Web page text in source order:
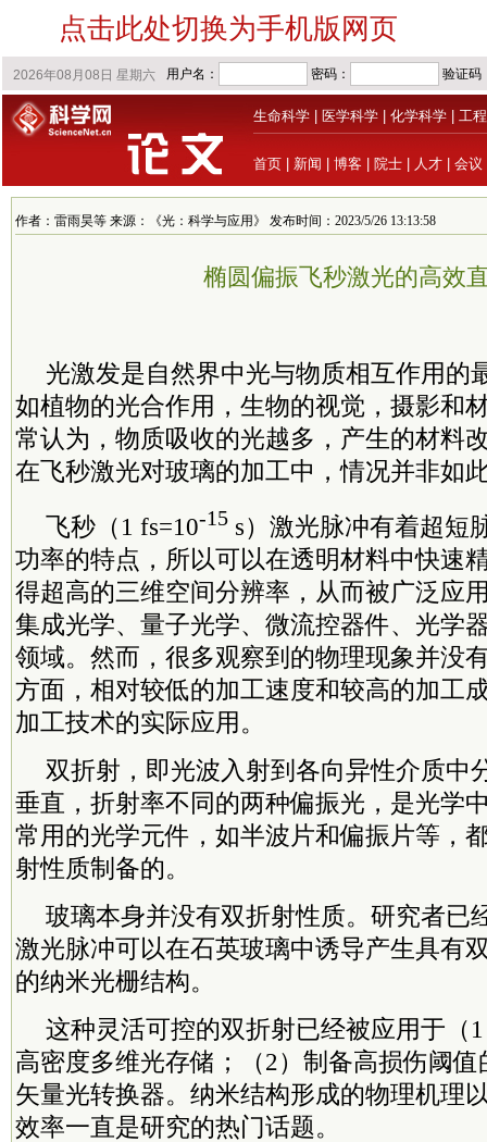
点击此处切换为手机版网页
生命科学 医学科学 化学科学 工
首页 新闻 博客 院士 人才 会议
作者：雷雨昊等 来源：《光：科学与应用》 发布时间：2023/5/26 13:13:58
椭圆偏振飞秒激光的高效
光激发是自然界中光与物质相互作用的
如植物的光合作用，生物的视觉，摄影和
常认为，物质吸收的光越多，产生的材料
在飞秒激光对玻璃的加工中，情况并非如
飞秒（1 fs=10-15 s）激光脉冲有着超短
功率的特点，所以可以在透明材料中快速
得超高的三维空间分辨率，从而被广泛应
集成光学、量子光学、微流控器件、光学
领域。然而，很多观察到的物理现象并没
方面，相对较低的加工速度和较高的加工
加工技术的实际应用。
双折射，即光波入射到各向异性介质中
垂直，折射率不同的两种偏振光，是光学
常用的光学元件，如半波片和偏振片等，
射性质制备的。
玻璃本身并没有双折射性质。研究者已
激光脉冲可以在石英玻璃中诱导产生具有
的纳米光栅结构。
这种灵活可控的双折射已经被应用于（
高密度多维光存储；（2）制备高损伤阈
矢量光转换器。纳米结构形成的物理机理
效率一直是研究的热门话题。